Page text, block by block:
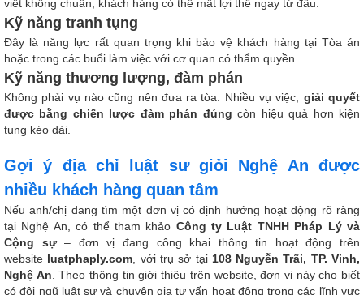
viết không chuẩn, khách hàng có thể mất lợi thế ngay từ đầu.
Kỹ năng tranh tụng
Đây là năng lực rất quan trọng khi bảo vệ khách hàng tại Tòa án
hoặc trong các buổi làm việc với cơ quan có thẩm quyền.
Kỹ năng thương lượng, đàm phán
Không phải vụ nào cũng nên đưa ra tòa. Nhiều vụ việc, giải quyết
được bằng chiến lược đàm phán đúng còn hiệu quả hơn kiện
tụng kéo dài.
Gợi ý địa chỉ luật sư giỏi Nghệ An được
nhiều khách hàng quan tâm
Nếu anh/chị đang tìm một đơn vị có định hướng hoạt động rõ ràng
tại Nghệ An, có thể tham khảo Công ty Luật TNHH Pháp Lý và
Cộng sự– đơn vị đang công khai thông tin hoạt động trên
website luatphaply.com , với trụ sở tại 108 Nguyễn Trãi, TP. Vinh,
Nghệ An . Theo thông tin giới thiệu trên website, đơn vị này cho biết
có đội ngũ luật sư và chuyên gia tư vấn hoạt động trong các lĩnh vực